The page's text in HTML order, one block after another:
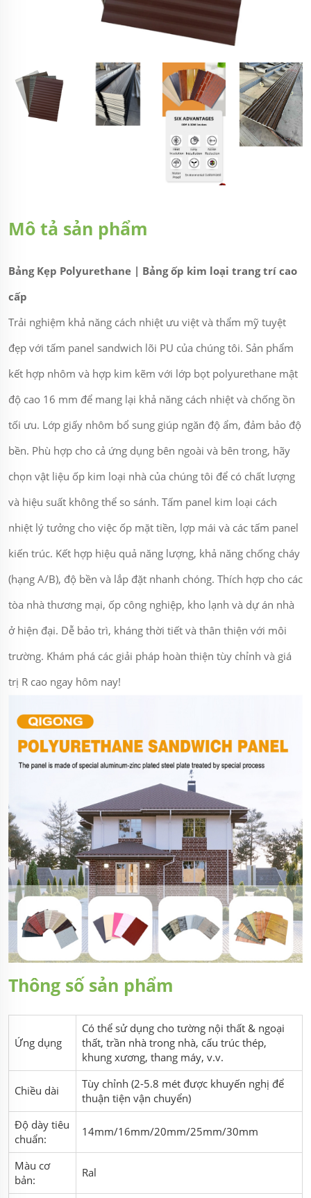
Mô tả sản phẩm
Bảng Kẹp Polyurethane | Bảng ốp kim loại trang trí cao
cấp
Trải nghiệm khả năng cách nhiệt ưu việt và thẩm mỹ tuyệt
đẹp với tấm panel sandwich lõi PU của chúng tôi. Sản phẩm
kết hợp nhôm và hợp kim kẽm với lớp bọt polyurethane mật
độ cao 16 mm để mang lại khả năng cách nhiệt và chống ồn
tối ưu. Lớp giấy nhôm bổ sung giúp ngăn độ ẩm, đảm bảo độ
bền. Phù hợp cho cả ứng dụng bên ngoài và bên trong, hãy
chọn vật liệu ốp kim loại nhà của chúng tôi để có chất lượng
và hiệu suất không thể so sánh. Tấm panel kim loại cách
nhiệt lý tưởng cho việc ốp mặt tiền, lợp mái và các tấm panel
kiến trúc. Kết hợp hiệu quả năng lượng, khả năng chống cháy
(hạng A/B), độ bền và lắp đặt nhanh chóng. Thích hợp cho các
tòa nhà thương mại, ốp công nghiệp, kho lạnh và dự án nhà
ở hiện đại. Dễ bảo trì, kháng thời tiết và thân thiện với môi
trường. Khám phá các giải pháp hoàn thiện tùy chỉnh và giá
trị R cao ngay hôm nay!
Thông số sản phẩm
Ứng dụng
Có thể sử dụng cho tường nội thất & ngoại
thất, trần nhà trong nhà, cấu trúc thép,
khung xương, thang máy, v.v.
Chiều dài
Tùy chỉnh (2-5.8 mét được khuyến nghị để
thuận tiện vận chuyển)
Độ dày tiêu
chuẩn:
14mm/16mm/20mm/25mm/30mm
Màu cơ
bản:
Ral